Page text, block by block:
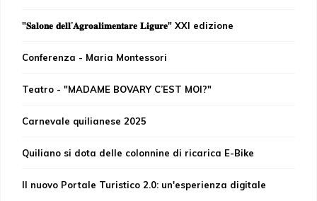
"𝐒𝐚𝐥𝐨𝐧𝐞 𝐝𝐞𝐥𝐥’𝐀𝐠𝐫𝐨𝐚𝐥𝐢𝐦𝐞𝐧𝐭𝐚𝐫𝐞 𝐋𝐢𝐠𝐮𝐫𝐞" XXI edizione
Conferenza - Maria Montessori
Teatro - "MADAME BOVARY C’EST MOI?"
Carnevale quilianese 2025
Quiliano si dota delle colonnine di ricarica E-Bike
Il nuovo Portale Turistico 2.0: un'esperienza digitale